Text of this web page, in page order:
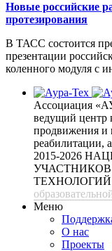
Новые российские
протезирования
В ТАСС состоится
презентации
коленного модуля с
Ассоциация
ведущий центр
продвижения и
реабилитации,
2015-2026
ТЕХНОЛОГИЙ
Меню
О нас
Проекты